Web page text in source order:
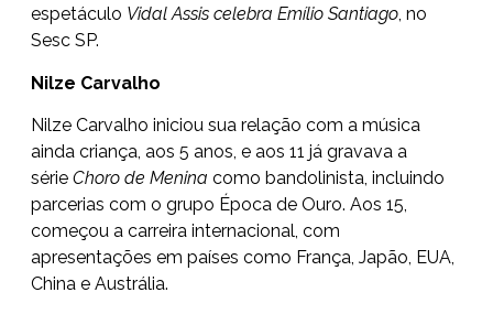
espetáculo Vidal Assis celebra Emílio Santiago, no
Sesc SP.
Nilze Carvalho
Nilze Carvalho iniciou sua relação com a música
ainda criança, aos 5 anos, e aos 11 já gravava a
série Choro de Menina como bandolinista, incluindo
parcerias com o grupo Época de Ouro. Aos 15,
começou a carreira internacional, com
apresentações em países como França, Japão, EUA,
China e Austrália.